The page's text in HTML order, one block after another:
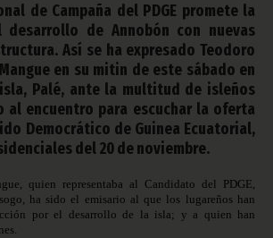
de Campaña del PDGE promete la
de Annobón con nuevas
Así se ha expresado Teodoro
en su mitin de este sábado en
Palé, ante la multitud de isleños
al encuentro para escuchar la oferta
Democrático de Guinea Ecuatorial,
del 20 de noviembre.
quien representaba al Candidato del PDGE,
ha sido el emisario al que los lugareños han
por el desarrollo de la isla; y a quien han